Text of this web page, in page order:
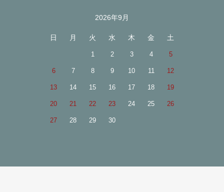
2026年9月
日 月 火 水 木 金 土
1 2 3 4 5
6 7 8 9 10 11 12
13 14 15 16 17 18 19
20 21 22 23 24 25 26
27 28 29 30